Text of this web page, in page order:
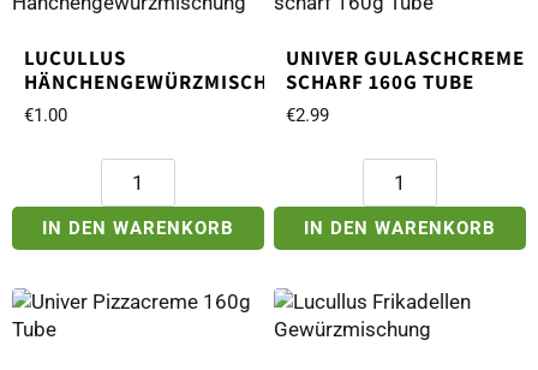
LUCULLUS
HÄNCHENGEWÜRZMISCHUNG
€1.00
Lucullus
Hänchengewürzmischung
Menge
IN DEN WARENKORB
UNIVER GULASCHCREME
SCHARF 160G TUBE
€2.99
Univer
Gulaschcreme
scharf
160g
Menge
IN DEN WARENKORB